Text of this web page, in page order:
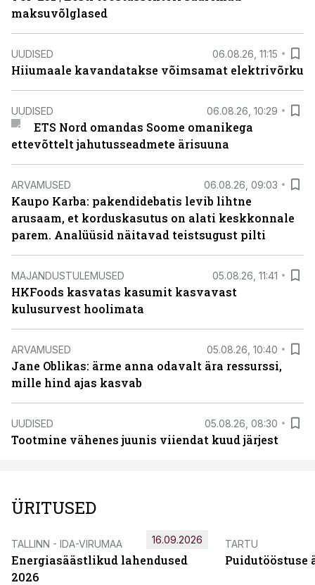
maksuvõlglased
UUDISED 06.08.26, 11:15
Hiiumaale kavandatakse võimsamat elektrivõrku
UUDISED 06.08.26, 10:29
ETS Nord omandas Soome omanikega
ettevõttelt jahutusseadmete ärisuuna
ARVAMUSED 06.08.26, 09:03
Kaupo Karba: pakendidebatis levib lihtne
arusaam, et korduskasutus on alati keskkonnale
parem. Analüüsid näitavad teistsugust pilti
MAJANDUSTULEMUSED 05.08.26, 11:41
HKFoods kasvatas kasumit kasvavast
kulusurvest hoolimata
ARVAMUSED 05.08.26, 10:40
Jane Oblikas: ärme anna odavalt ära ressurssi,
mille hind ajas kasvab
UUDISED 05.08.26, 08:30
Tootmine vähenes juunis viiendat kuud järjest
ÜRITUSED
TALLINN - IDA-VIRUMAA
Energiasäästlikud lahendused
2026
16.09.2026 TARTU
Puidutööstuse